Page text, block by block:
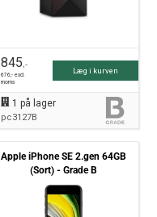
845,-
676,- excl.
moms
Læg i kurven
1 på lager
pc3127B
Apple iPhone SE 2.gen 64GB
(Sort) - Grade B